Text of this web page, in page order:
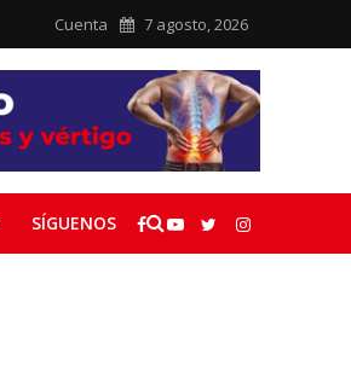
Cuenta 7 agosto, 2026
SÍGUENOS